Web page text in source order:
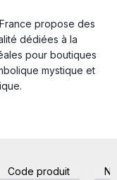
propose des
dédiées à la
pour boutiques
mystique et
Code produit
vous pour
aux prix de gros